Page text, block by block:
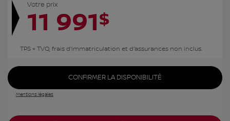
Votre prix
11 991$
TPS + TVQ, frais d'immatriculation et d'assurances non inclus.
CONFIRMER LA DISPONIBILITÉ
Mentions légales